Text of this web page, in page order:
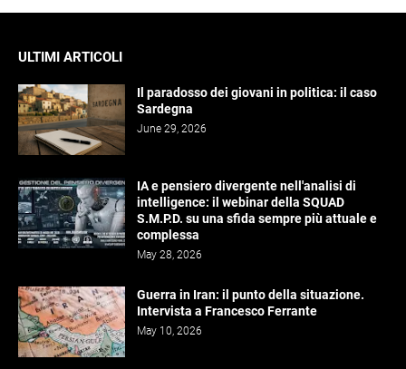
ULTIMI ARTICOLI
Il paradosso dei giovani in politica: il caso
Sardegna
June 29, 2026
IA e pensiero divergente nell'analisi di
intelligence: il webinar della SQUAD
S.M.P.D. su una sfida sempre più attuale e
complessa
May 28, 2026
Guerra in Iran: il punto della situazione.
Intervista a Francesco Ferrante
May 10, 2026